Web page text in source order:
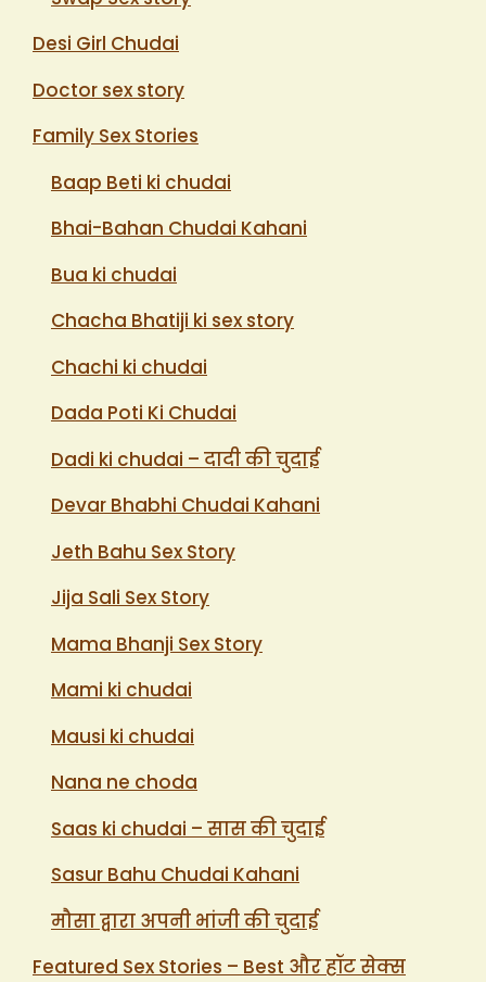
Desi Girl Chudai
Doctor sex story
Family Sex Stories
Baap Beti ki chudai
Bhai-Bahan Chudai Kahani
Bua ki chudai
Chacha Bhatiji ki sex story
Chachi ki chudai
Dada Poti Ki Chudai
Dadi ki chudai – दादी की चुदाई
Devar Bhabhi Chudai Kahani
Jeth Bahu Sex Story
Jija Sali Sex Story
Mama Bhanji Sex Story
Mami ki chudai
Mausi ki chudai
Nana ne choda
Saas ki chudai – सास की चुदाई
Sasur Bahu Chudai Kahani
मौसा द्वारा अपनी भांजी की चुदाई
Featured Sex Stories – Best और हॉट सेक्स